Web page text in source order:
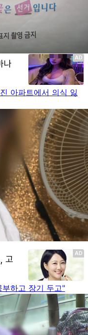
아파트에서 의식 잃
하고 장기 두고"